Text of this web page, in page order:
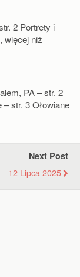
2 Portrety i
więcej niż
PA – str. 2
str. 3 Ołowiane
Next Post
12 Lipca 2025